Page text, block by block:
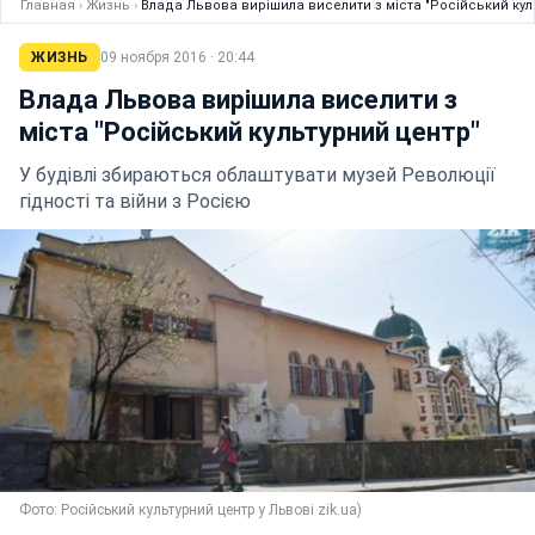
Главная › Жизнь › Влада Львова вирішила виселити з міста "Російський
ЖИЗНЬ 09 ноября 2016 · 20:44
Влада Львова вирішила виселити з
міста "Російський культурний центр"
У будівлі збираються облаштувати музей Революції
гідності та війни з Росією
Фото: Російський культурний центр у Львові zik.ua)